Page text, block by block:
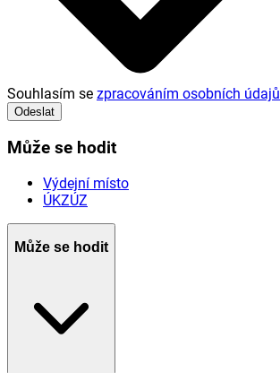
Souhlasím se zpracováním osobních údajů
Odeslat
Může se hodit
Výdejní místo
ÚKZÚZ
Může se hodit